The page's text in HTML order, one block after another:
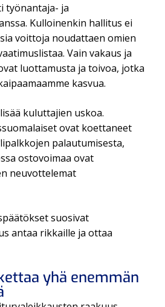
työnantaja- ja
Kulloinenkin hallitus ei
voittoja noudattaen omien
Vain vakaus ja
luottamusta ja toivoa, jotka
kasvua.
kuluttajien uskoa.
ovat koettaneet
palautumisesta,
ostovoimaa ovat
neuvottelemat
suosivat
antaa rikkaille ja ottaa
yhä enemmän